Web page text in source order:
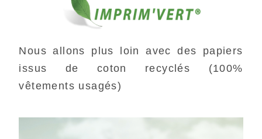
Nous allons plus loin avec des papiers
issus de coton recyclés (100%
vêtements usagés)